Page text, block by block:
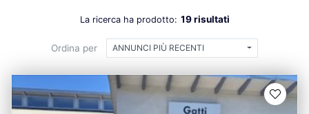
La ricerca ha prodotto: 19 risultati
Ordina per ANNUNCI PIÙ RECENTI